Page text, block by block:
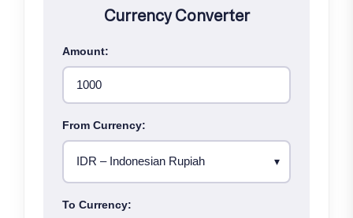
Currency Converter
Amount:
From Currency:
To Currency: